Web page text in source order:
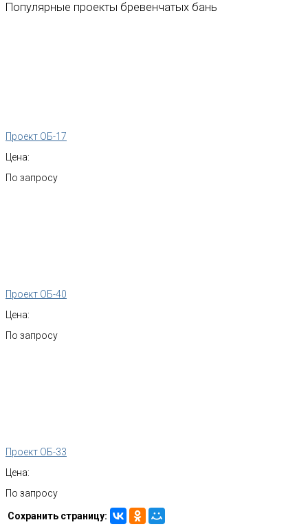
Популярные проекты бревенчатых бань
Проект ОБ-17
Цена:
По запросу
Проект ОБ-40
Цена:
По запросу
Проект ОБ-33
Цена:
По запросу
Сохранить страницу: